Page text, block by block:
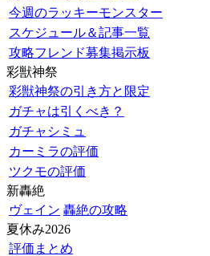
今週のラッキーモンスター
スケジュール＆記事一覧
攻略フレンド募集掲示板
彩獣神祭
彩獣神祭の引き方と限定
ガチャは引くべき？
ガチャシミュ
カーミラの評価
ツクモの評価
新轟絶
ヴェイン 轟絶の攻略
夏休み2026
評価まとめ